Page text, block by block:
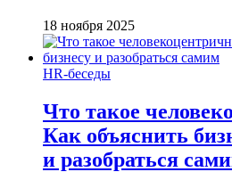
18 ноября 2025
HR-беседы
Что такое
Как объяснить
и разобраться